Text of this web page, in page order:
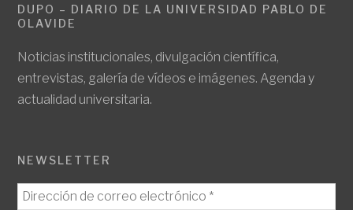
DUPO – DIARIO DE LA UNIVERSIDAD PABLO DE
OLAVIDE
Noticias institucionales, divulgación científica,
entrevistas, galería de vídeos e imágenes. Agenda y
actualidad universitaria.
NEWSLETTER